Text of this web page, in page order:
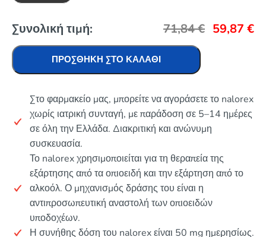
Συνολική τιμή: 71,84€ 59,87 €
ΠΡΟΣΘΉΚΗ ΣΤΟ ΚΑΛΆΘΙ
Στο φαρμακείο μας, μπορείτε να αγοράσετε το nalorex
χωρίς ιατρική συνταγή, με παράδοση σε 5–14 ημέρες
σε όλη την Ελλάδα. Διακριτική και ανώνυμη
συσκευασία.
Το nalorex χρησιμοποιείται για τη θεραπεία της
εξάρτησης από τα οπιοειδή και την εξάρτηση από το
αλκοόλ. Ο μηχανισμός δράσης του είναι η
αντιπροσωπευτική αναστολή των οπιοειδών
υποδοχέων.
Η συνήθης δόση του nalorex είναι 50 mg ημερησίως.